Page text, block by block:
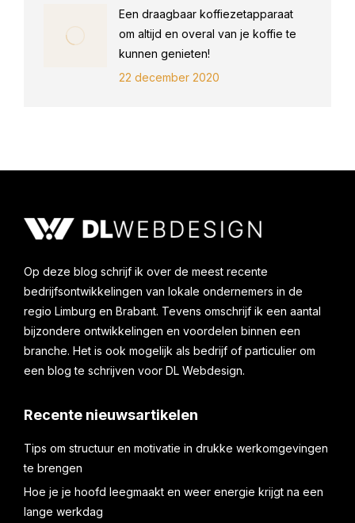
Een draagbaar koffiezetapparaat
om altijd en overal van je koffie te
kunnen genieten!
22 december 2020
Op deze blog schrijf ik over de meest recente
bedrijfsontwikkelingen van lokale ondernemers in de
regio Limburg en Brabant. Tevens omschrijf ik een aantal
bijzondere ontwikkelingen en voordelen binnen een
branche. Het is ook mogelijk als bedrijf of particulier om
een blog te schrijven voor DL Webdesign.
Recente nieuwsartikelen
Tips om structuur en motivatie in drukke werkomgevingen
te brengen
Hoe je je hoofd leegmaakt en weer energie krijgt na een
lange werkdag